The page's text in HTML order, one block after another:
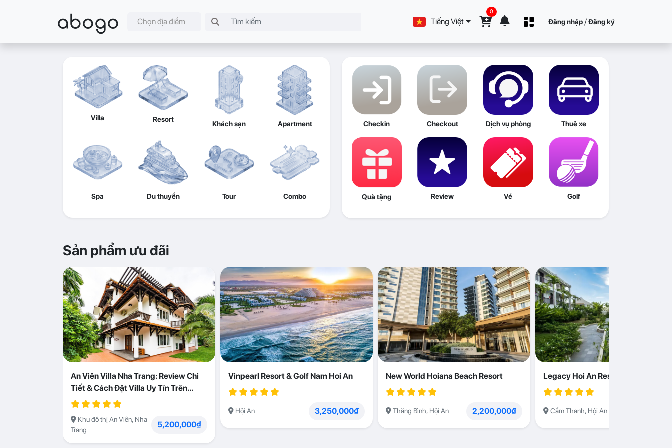
abogo Chọn địa điểm Tiếng Việt
0
Đăng nhập /Đăng ký
Villa Resort
Khách sạn Apartment
Spa Du thuyền Tour Combo
Checkin Checkout Dịch vụ phòng Thuê xe
Quà tặng Review Vé Golf
Sản phẩm ưu đãi
An Viên Villa Nha Trang: Review Chi
Tiết & Cách Đặt Villa Uy Tín Trên
Abogo
Khu đô thị An Viên, Nha
Trang
5,200,000₫
Vinpearl Resort & Golf Nam Hoi An
Hội An 3,250,000₫
New World Hoiana Beach Resort
Thăng Bình, Hội An 2,200,000₫
Legacy Hoi An Resort
Cẩm Thanh, Hội An